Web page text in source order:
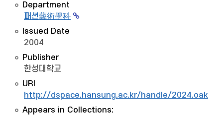
Department
패션藝術學科
Issued Date
2004
Publisher
한성대학교
URI
http://dspace.hansung.ac.kr/handle/2024.oak/
Appears in Collections: